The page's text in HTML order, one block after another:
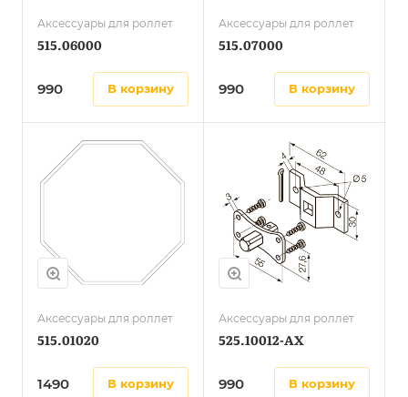
Аксессуары для роллет
515.06000
990 в корзину
Аксессуары для роллет
515.07000
990 в корзину
Аксессуары для роллет
515.01020
1490 в корзину
Аксессуары для роллет
525.10012-AX
990 в корзину